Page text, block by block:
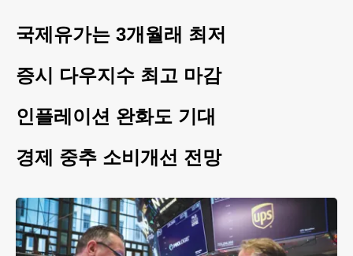
국제유가는 3개월래 최저
증시 다우지수 최고 마감
인플레이션 완화도 기대
경제 중추 소비개선 전망